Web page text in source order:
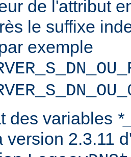
de l'attribut
le suffixe
exemple
des variables
version 2.3.11